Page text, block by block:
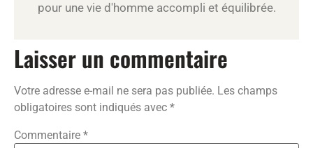
pour une vie d'homme accompli et équilibrée.
Laisser un commentaire
Votre adresse e-mail ne sera pas publiée. Les champs
obligatoires sont indiqués avec *
Commentaire *